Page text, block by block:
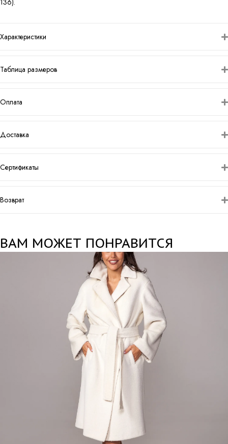
136).
Характеристики
Таблица размеров
Оплата
Доставка
Сертификаты
Возврат
ВАМ МОЖЕТ ПОНРАВИТСЯ